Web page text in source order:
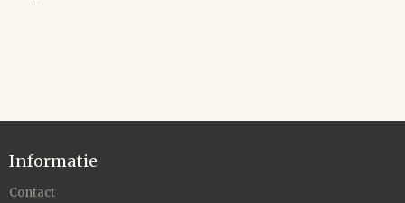
Informatie
Contact